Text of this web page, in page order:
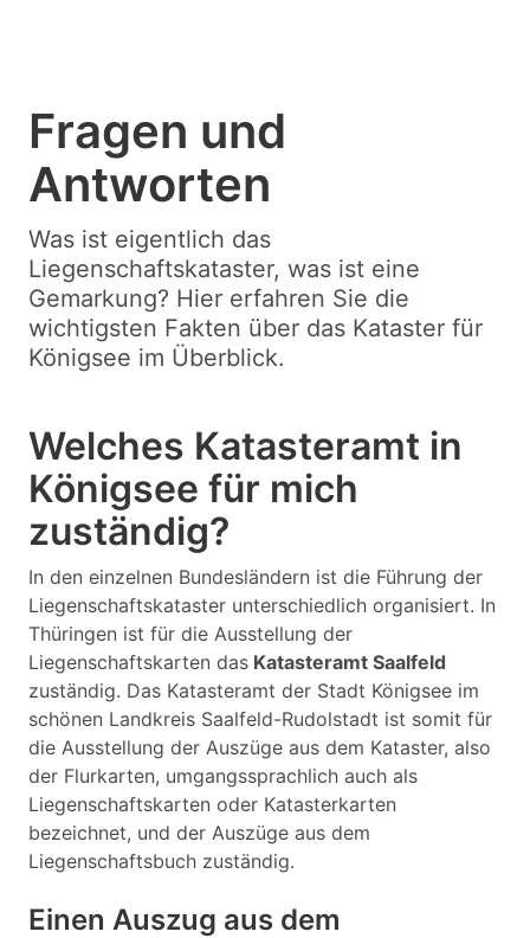
Fragen und
Antworten
Was ist eigentlich das
Liegenschaftskataster, was ist eine
Gemarkung? Hier erfahren Sie die
wichtigsten Fakten über das Kataster für
Königsee im Überblick.
Welches Katasteramt in
Königsee für mich
zuständig?
In den einzelnen Bundesländern ist die Führung der
Liegenschaftskataster unterschiedlich organisiert. In
Thüringen ist für die Ausstellung der
Liegenschaftskarten das Katasteramt Saalfeld
zuständig. Das Katasteramt der Stadt Königsee im
schönen Landkreis Saalfeld-Rudolstadt ist somit für
die Ausstellung der Auszüge aus dem Kataster, also
der Flurkarten, umgangssprachlich auch als
Liegenschaftskarten oder Katasterkarten
bezeichnet, und der Auszüge aus dem
Liegenschaftsbuch zuständig.
Einen Auszug aus dem